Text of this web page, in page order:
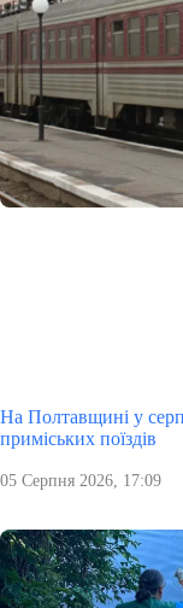
На Полтавщині у
приміських поїздів
05 Серпня 2026, 17:09